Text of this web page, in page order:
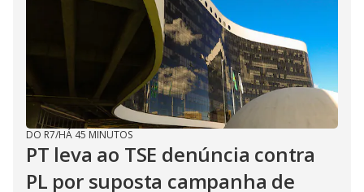
DO R7/HÁ 45 MINUTOS
PT leva ao TSE denúncia contra
PL por suposta campanha de